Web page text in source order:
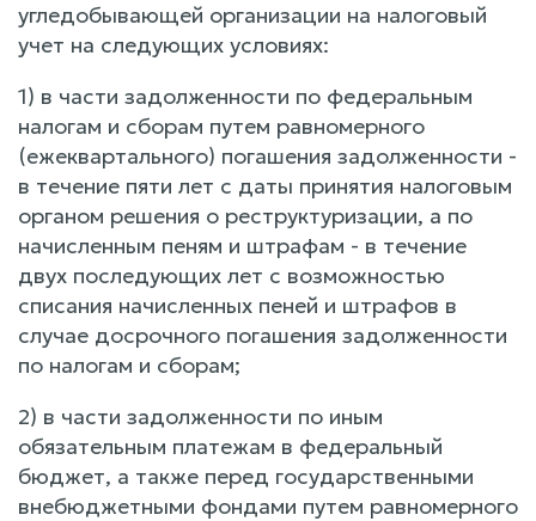
угледобывающей организации на налоговый
учет на следующих условиях:
1) в части задолженности по федеральным
налогам и сборам путем равномерного
(ежеквартального) погашения задолженности -
в течение пяти лет с даты принятия налоговым
органом решения о реструктуризации, а по
начисленным пеням и штрафам - в течение
двух последующих лет с возможностью
списания начисленных пеней и штрафов в
случае досрочного погашения задолженности
по налогам и сборам;
2) в части задолженности по иным
обязательным платежам в федеральный
бюджет, а также перед государственными
внебюджетными фондами путем равномерного